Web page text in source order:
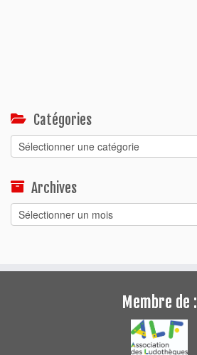
Catégories
Catégories
Archives
Archives
Membre de :